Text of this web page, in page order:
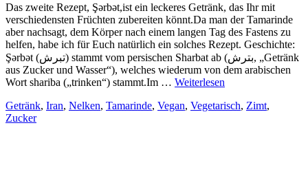
Das zweite Rezept, Şərbət,ist ein leckeres Getränk, das Ihr mit
verschiedensten Früchten zubereiten könnt.Da man der Tamarinde
aber nachsagt, dem Körper nach einem langen Tag des Fastens zu
helfen, habe ich für Euch natürlich ein solches Rezept. Geschichte:
Şərbət (تبرش) stammt vom persischen Sharbat ab (بترش, „Getränk
aus Zucker und Wasser“), welches wiederum von dem arabischen
Wort shariba („trinken“) stammt.Im … Weiterlesen
Getränk, Iran, Nelken, Tamarinde, Vegan, Vegetarisch, Zimt,
Zucker